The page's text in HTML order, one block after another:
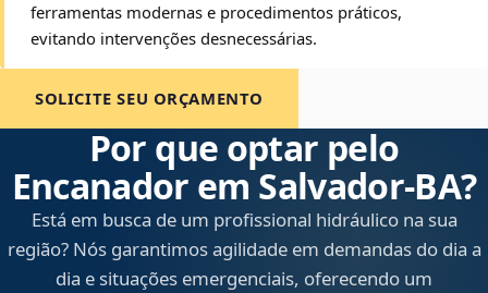
ferramentas modernas e procedimentos práticos,
evitando intervenções desnecessárias.
SOLICITE SEU ORÇAMENTO
Por que optar pelo
Encanador em Salvador‑BA?
Está em busca de um profissional hidráulico na sua
região? Nós garantimos agilidade em demandas do dia a
dia e situações emergenciais, oferecendo um